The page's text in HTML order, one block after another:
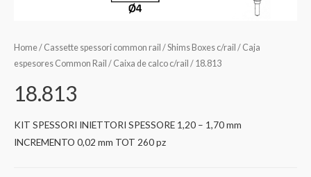
Home/ Cassette spessori common rail / Shims Boxes c/rail / Caja
espesores Common Rail / Caixa de calco c/rail / 18.813
18.813
KIT SPESSORI INIETTORI SPESSORE 1,20 – 1,70 mm
INCREMENTO 0,02 mm TOT 260 pz